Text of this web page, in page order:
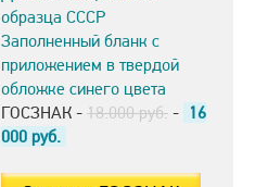
образца СССР
Заполненный бланк с
приложением в твердой
обложке синего цвета
ГОСЗНАК - 18.000 руб. - 16
000 руб.